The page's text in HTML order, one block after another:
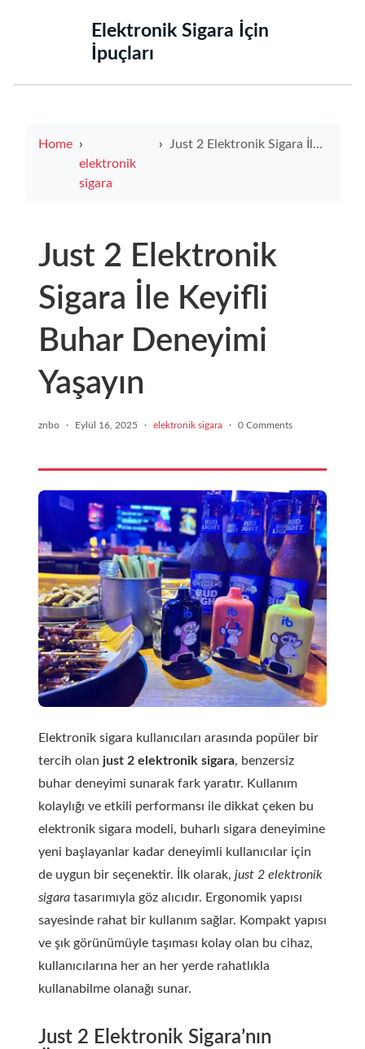
‌Elektronik Sigara İçin
İpuçları‌
Home
elektronik
sigara
Just 2 Elektronik Sigara İle Keyifli Buhar Deneyimi Yaşayın
Just 2 Elektronik
Sigara İle Keyifli
Buhar Deneyimi
Yaşayın
znbo · Eylül 16, 2025 · elektronik sigara · 0 Comments
Elektronik sigara kullanıcıları arasında popüler bir
tercih olan just 2 elektronik sigara, benzersiz
buhar deneyimi sunarak fark yaratır. Kullanım
kolaylığı ve etkili performansı ile dikkat çeken bu
elektronik sigara modeli, buharlı sigara deneyimine
yeni başlayanlar kadar deneyimli kullanıcılar için
de uygun bir seçenektir. İlk olarak, just 2 elektronik
sigara tasarımıyla göz alıcıdır. Ergonomik yapısı
sayesinde rahat bir kullanım sağlar. Kompakt yapısı
ve şık görünümüyle taşıması kolay olan bu cihaz,
kullanıcılarına her an her yerde rahatlıkla
kullanabilme olanağı sunar.
Just 2 Elektronik Sigara’nın